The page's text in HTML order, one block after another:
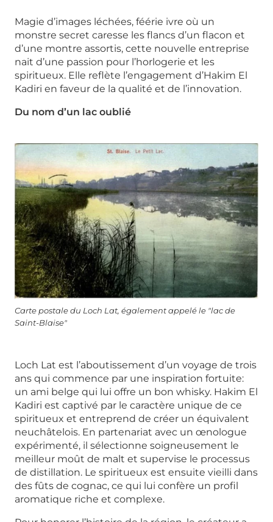
Magie d’images léchées, féérie ivre où un
monstre secret caresse les flancs d’un flacon et
d’une montre assortis, cette nouvelle entreprise
nait d’une passion pour l’horlogerie et les
spiritueux. Elle reflète l’engagement d’Hakim El
Kadiri en faveur de la qualité et de l’innovation.
Du nom d’un lac oublié
Carte postale du Loch Lat, également appelé le "lac de
Saint-Blaise"
Loch Lat est l’aboutissement d’un voyage de trois
ans qui commence par une inspiration fortuite:
un ami belge qui lui offre un bon whisky. Hakim El
Kadiri est captivé par le caractère unique de ce
spiritueux et entreprend de créer un équivalent
neuchâtelois. En partenariat avec un œnologue
expérimenté, il sélectionne soigneusement le
meilleur moût de malt et supervise le processus
de distillation. Le spiritueux est ensuite vieilli dans
des fûts de cognac, ce qui lui confère un profil
aromatique riche et complexe.